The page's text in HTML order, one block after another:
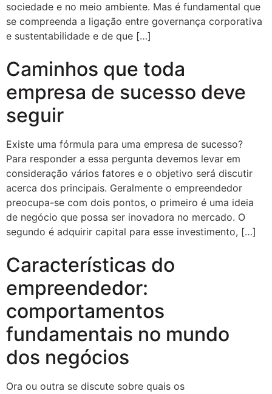
sociedade e no meio ambiente. Mas é fundamental que
se compreenda a ligação entre governança corporativa
e sustentabilidade e de que […]
Caminhos que toda
empresa de sucesso deve
seguir
Existe uma fórmula para uma empresa de sucesso?
Para responder a essa pergunta devemos levar em
consideração vários fatores e o objetivo será discutir
acerca dos principais. Geralmente o empreendedor
preocupa-se com dois pontos, o primeiro é uma ideia
de negócio que possa ser inovadora no mercado. O
segundo é adquirir capital para esse investimento, […]
Características do
empreendedor:
comportamentos
fundamentais no mundo
dos negócios
Ora ou outra se discute sobre quais os